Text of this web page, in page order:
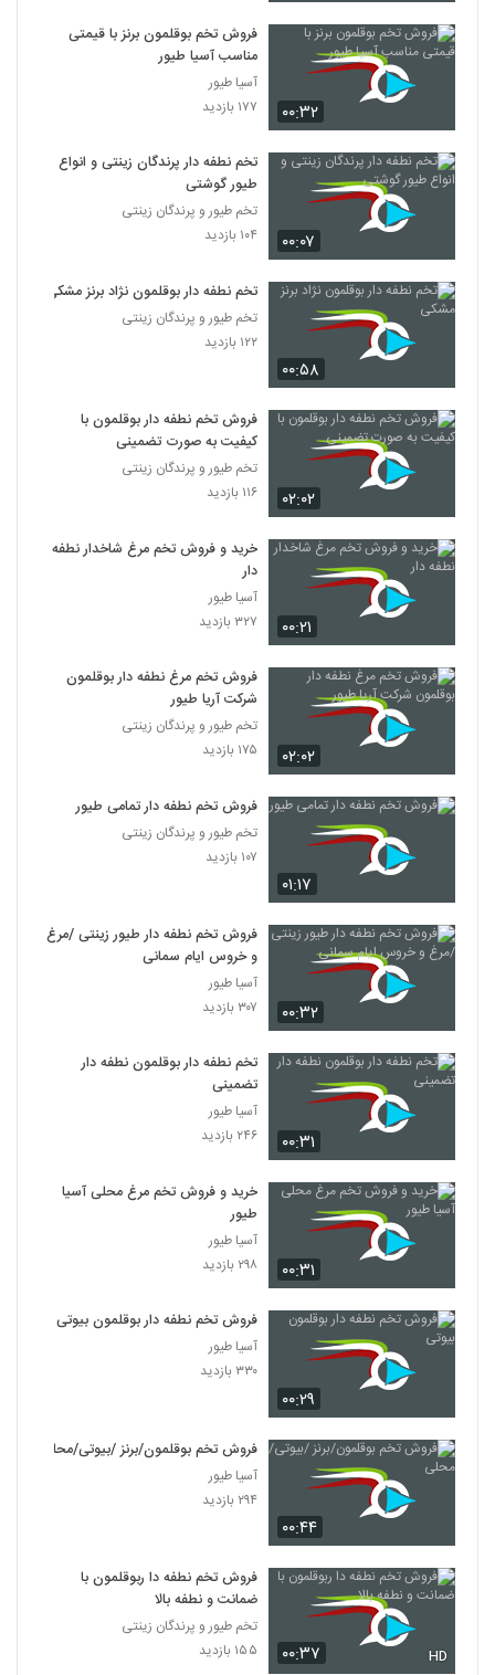
۰۰:۳۲
فروش تخم بوقلمون برنز با قیمتی
مناسب آسیا طیور
آسیا طیور
۱۷۷ بازدید
۰۰:۰۷
تخم نطفه دار پرندگان زینتی و انواع
طیور گوشتی
تخم طیور و پرندگان زینتی
۱۰۴ بازدید
۰۰:۵۸
تخم نطفه دار بوقلمون نژاد برنز مشکی
تخم طیور و پرندگان زینتی
۱۲۲ بازدید
۰۲:۰۲
فروش تخم نطفه دار بوقلمون با
کیفیت به صورت تضمینی
تخم طیور و پرندگان زینتی
۱۱۶ بازدید
۰۰:۲۱
خرید و فروش تخم مرغ شاخدار نطفه
دار
آسیا طیور
۳۲۷ بازدید
۰۲:۰۲
فروش تخم مرغ نطفه دار بوقلمون
شرکت آریا طیور
تخم طیور و پرندگان زینتی
۱۷۵ بازدید
۰۱:۱۷
فروش تخم نطفه دار تمامی طیور
تخم طیور و پرندگان زینتی
۱۰۷ بازدید
۰۰:۳۲
فروش تخم نطفه دار طیور زینتی /مرغ
و خروس ایام سمانی
آسیا طیور
۳۰۷ بازدید
۰۰:۳۱
تخم نطفه دار بوقلمون نطفه دار
تضمینی
آسیا طیور
۲۴۶ بازدید
۰۰:۳۱
خرید و فروش تخم مرغ محلی آسیا
طیور
آسیا طیور
۲۹۸ بازدید
۰۰:۲۹
فروش تخم نطفه دار بوقلمون بیوتی
آسیا طیور
۳۳۰ بازدید
۰۰:۴۴
فروش تخم بوقلمون/برنز /بیوتی/محلی
آسیا طیور
۲۹۴ بازدید
۰۰:۳۷ HD
فروش تخم نطفه دا ربوقلمون با
ضمانت و نطفه بالا
تخم طیور و پرندگان زینتی
۱۵۵ بازدید